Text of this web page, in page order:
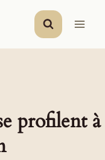
profilent à